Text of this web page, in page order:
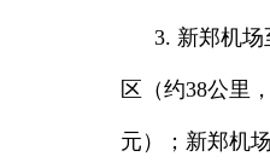
3. 新郑机
区（约38公里
元）；新郑机